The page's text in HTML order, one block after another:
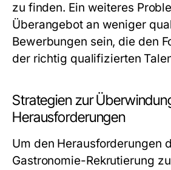
zu finden. Ein weiteres
Überangebot an weniger
Bewerbungen sein, die den
der richtig qualifizierten
Strategien zur
Herausforderungen
Um den Herausforderungen
Gastronomie-Rekrutierung